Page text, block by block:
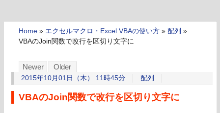
Home » エクセルマクロ・Excel VBAの使い方 » 配列 »
VBAのJoin関数で改行を区切り文字に
Newer Older
2015年10月01日（木） 11時45分 配列
VBAのJoin関数で改行を区切り文字に